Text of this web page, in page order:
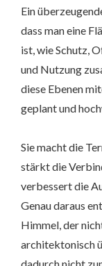
Ein
dass man eine
ist, wie Schutz,
und Nutzung
diese Ebenen
geplant und
Sie macht die
stärkt die
verbessert die
Genau daraus
Himmel, der
architektonisch